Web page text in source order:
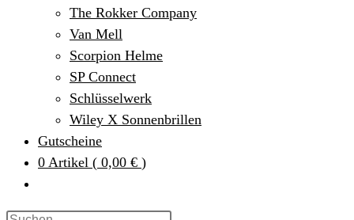
The Rokker Company
Van Mell
Scorpion Helme
SP Connect
Schlüsselwerk
Wiley X Sonnenbrillen
Gutscheine
0 Artikel ( 0,00 € )